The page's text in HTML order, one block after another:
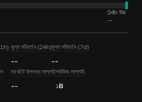
24h উচ্চ
--
মূল্য পরিবর্তন (24h)
--
মূল্য পরিবর্তন (7d)
--
মার্কেটে উপলব্ধ সাপ্লাই
--
সর্বাধিক সাপ্লাই
১B